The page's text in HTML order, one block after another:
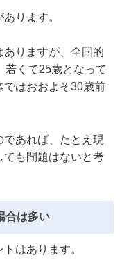
ります。
ありますが、全国的
若くて25歳となって
ではおおよそ30歳前
あれば、たとえ現
ても問題はないと考
合は多い
はあります。